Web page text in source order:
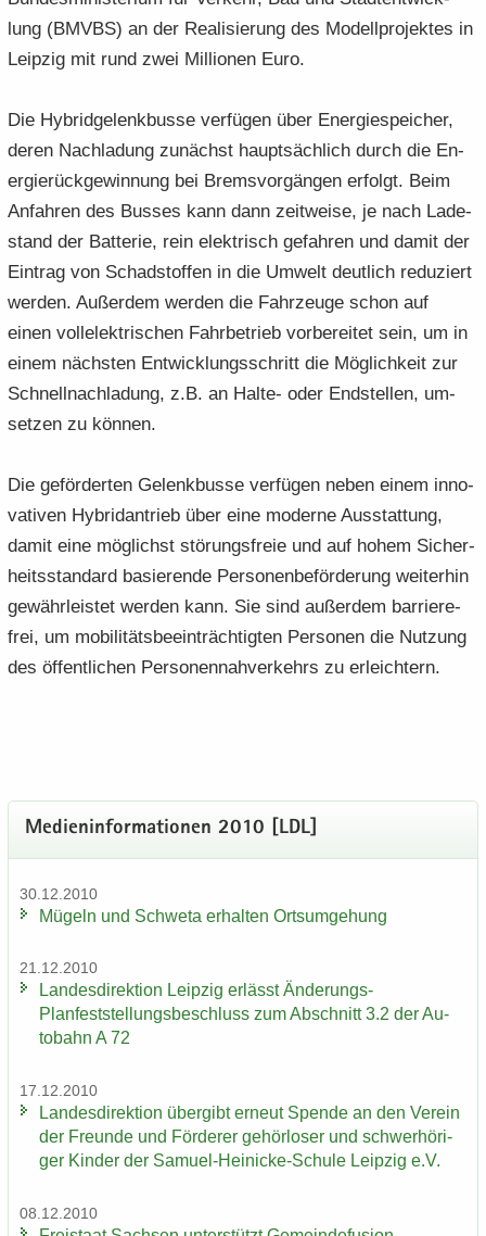
lung (BMVBS) an der Rea­li­sie­rung des Mo­dell­pro­jek­tes in
Leip­zig mit rund zwei Mil­lio­nen Euro.
Die Hy­brid­ge­lenk­bus­se ver­fü­gen über En­er­gie­spei­cher,
deren Nach­la­dung zu­nächst haupt­säch­lich durch die En­
er­gie­rück­ge­win­nung bei Brems­vor­gän­gen er­folgt. Beim
An­fah­ren des Bus­ses kann dann zeit­wei­se, je nach La­de­
stand der Bat­te­rie, rein elek­trisch ge­fah­ren und damit der
Ein­trag von Schad­stof­fen in die Um­welt deut­lich re­du­ziert
wer­den. Au­ßer­dem wer­den die Fahr­zeu­ge schon auf
einen voll­elek­tri­schen Fahr­be­trieb vor­be­rei­tet sein, um in
einem nächs­ten Ent­wick­lungs­schritt die Mög­lich­keit zur
Schnell­nach­la­dung, z.B. an Halte-​ oder End­stel­len, um­
set­zen zu kön­nen.
Die ge­för­der­ten Ge­lenk­bus­se ver­fü­gen neben einem in­no­
va­ti­ven Hy­brid­an­trieb über eine mo­der­ne Aus­stat­tung,
damit eine mög­lichst stö­rungs­freie und auf hohem Si­cher­
heits­stan­dard ba­sie­ren­de Per­so­nen­be­för­de­rung wei­ter­hin
ge­währ­leis­tet wer­den kann. Sie sind au­ßer­dem bar­rie­re­
frei, um mo­bi­li­täts­be­ein­träch­tig­ten Per­so­nen die Nut­zung
des öf­fent­li­chen Per­so­nen­nah­ver­kehrs zu er­leich­tern.
Me­di­en­in­for­ma­tio­nen 2010 [LDL]
30.12.2010
Mü­geln und Schwe­ta er­hal­ten Orts­um­ge­hung
21.12.2010
Lan­des­di­rek­ti­on Leip­zig er­lässt Änderungs-​
Planfeststellungsbeschluss zum Ab­schnitt 3.2 der Au­
to­bahn A 72
17.12.2010
Lan­des­di­rek­ti­on über­gibt er­neut Spen­de an den Ver­ein
der Freun­de und För­de­rer ge­hör­lo­ser und schwer­hö­ri­
ger Kin­der der Samuel-​Heinicke-Schule Leip­zig e.V.
08.12.2010